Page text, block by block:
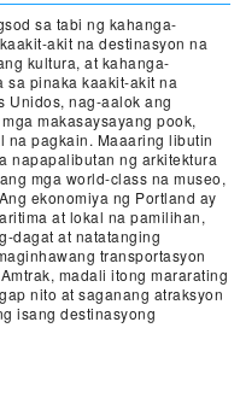
sa tabi ng kahanga-
akit na destinasyon na
kultura, at kahanga-
sa pinaka kaakit-akit na
Unidos, nag-aalok ang
makasaysayang pook,
na pagkain. Maaaring libutin
napapalibutan ng arkitektura
mga world-class na museo,
ekonomiya ng Portland ay
at lokal na pamilihan,
dagat at natatanging
transportasyon
madali itong mararating
nito at saganang atraksyon
isang destinasyong